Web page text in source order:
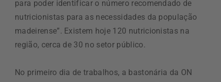
para poder identificar o número recomendado de
nutricionistas para as necessidades da população
madeirense”. Existem hoje 120 nutricionistas na
região, cerca de 30 no setor público.
No primeiro dia de trabalhos, a bastonária da ON